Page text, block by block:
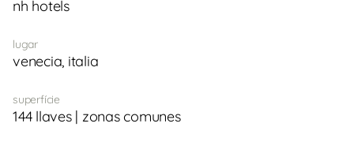
nh hotels
lugar
venecia, italia
superfície
144 llaves | zonas comunes